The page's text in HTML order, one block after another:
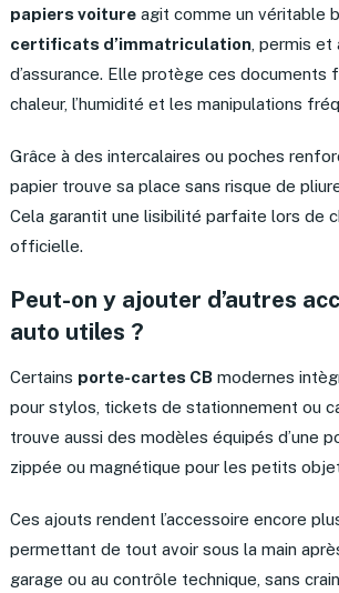
papiers voitureagit comme un véritable
certificats d’immatriculation, permis et
d’assurance. Elle protège ces documents
chaleur, l’humidité et les manipulations
Grâce à des intercalaires ou poches
papier trouve sa place sans risque de
Cela garantit une lisibilité parfaite lors de
officielle.
Peut-on y ajouter d’autres
auto utiles ?
Certains porte-cartes CBmodernes
pour stylos, tickets de stationnement ou
trouve aussi des modèles équipés d’une
zippée ou magnétique pour les petits
Ces ajouts rendent l’accessoire encore
permettant de tout avoir sous la main
garage ou au contrôle technique, sans